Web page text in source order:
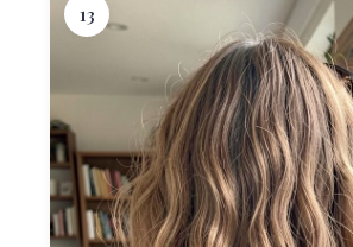
13